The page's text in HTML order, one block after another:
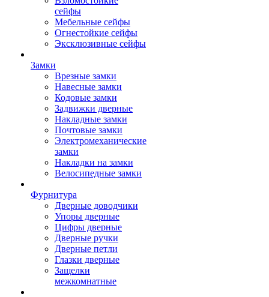
сейфы
Мебельные сейфы
Огнестойкие сейфы
Эксклюзивные сейфы
Замки
Врезные замки
Навесные замки
Кодовые замки
Задвижки дверные
Накладные замки
Почтовые замки
Электромеханические
замки
Накладки на замки
Велосипедные замки
Фурнитура
Дверные доводчики
Упоры дверные
Цифры дверные
Дверные ручки
Дверные петли
Глазки дверные
Защелки
межкомнатные